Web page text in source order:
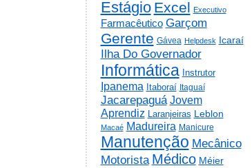
Estágio Excel Executivo
Farmacêutico Garçom
Gerente Gávea Helpdesk Icaraí
Ilha Do Governador
Informática Instrutor
Ipanema Itaboraí Itaguaí
Jacarepaguá Jovem
Aprendiz
Laranjeiras Leblon
Macaé Madureira Manicure
Manutenção Mecânico
Motorista Médico Méier